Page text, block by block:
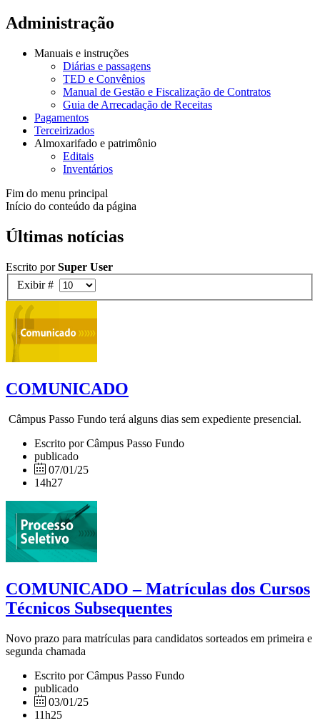
Administração
Manuais e instruções
Diárias e passagens
TED e Convênios
Manual de Gestão e Fiscalização de Contratos
Guia de Arrecadação de Receitas
Pagamentos
Terceirizados
Almoxarifado e patrimônio
Editais
Inventários
Fim do menu principal
Início do conteúdo da página
Últimas notícias
Escrito porSuper User
Exibir #
COMUNICADO
Câmpus Passo Fundo terá alguns dias sem expediente presencial.
Escrito por Câmpus Passo Fundo
publicado
07/01/25
14h27
COMUNICADO – Matrículas dos Cursos
Técnicos Subsequentes
Novo prazo para matrículas para candidatos sorteados em primeira e
segunda chamada
Escrito por Câmpus Passo Fundo
publicado
03/01/25
11h25